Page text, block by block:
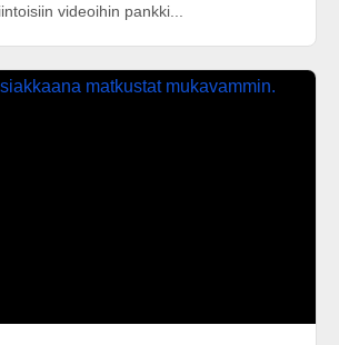
videoihin pankki...